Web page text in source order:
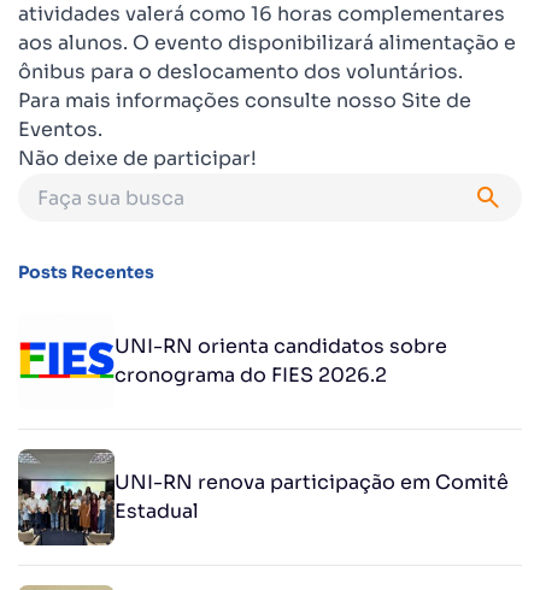
atividades valerá como 16 horas complementares
aos alunos. O evento disponibilizará alimentação e
ônibus para o deslocamento dos voluntários.
Para mais informações consulte nosso Site de
Eventos.
Não deixe de participar!
Posts Recentes
UNI-RN orienta candidatos sobre
cronograma do FIES 2026.2
UNI-RN renova participação em Comitê
Estadual